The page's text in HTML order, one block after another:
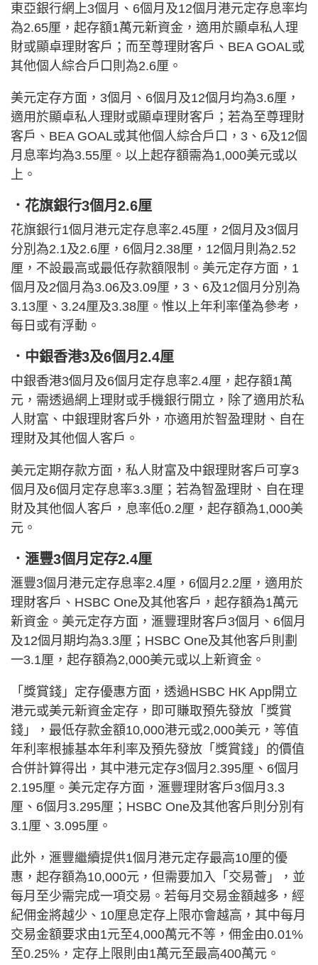
東亞銀行網上3個月、6個月及12個月港元定存息率均
為2.65厘，起存額1萬元新資金，適用於顯卓私人理
財或顯卓理財客戶；而至尊理財客戶、BEA GOAL或
其他個人綜合戶口則為2.6厘。
美元定存方面，3個月、6個月及12個月均為3.6厘，
適用於顯卓私人理財或顯卓理財客戶；若為至尊理財
客戶、BEA GOAL或其他個人綜合戶口，3、6及12個
月息率均為3.55厘。以上起存額需為1,000美元或以
上。
．花旗銀行3個月2.6厘
花旗銀行1個月港元定存息率2.45厘，2個月及3個月
分別為2.1及2.6厘，6個月2.38厘，12個月則為2.52
厘，不設最高或最低存款額限制。美元定存方面，1
個月及2個月為3.06及3.09厘，3、6及12個月分別為
3.13厘、3.24厘及3.38厘。惟以上年利率僅為參考，
每日或有浮動。
．中銀香港3及6個月2.4厘
中銀香港3個月及6個月定存息率2.4厘，起存額1萬
元，需透過網上理財或手機銀行開立，除了適用於私
人財富、中銀理財客戶外，亦適用於智盈理財、自在
理財及其他個人客戶。
美元定期存款方面，私人財富及中銀理財客戶可享3
個月及6個月定存息率3.3厘；若為智盈理財、自在理
財及其他個人客戶，息率低0.2厘，起存額為1,000美
元。
．滙豐3個月定存2.4厘
滙豐3個月港元定存息率2.4厘，6個月2.2厘，適用於
理財客戶、HSBC One及其他客戶，起存額為1萬元
新資金。美元定存方面，滙豐理財客戶3個月、6個月
及12個月期均為3.3厘；HSBC One及其他客戶則劃
一3.1厘，起存額為2,000美元或以上新資金。
「獎賞錢」定存優惠方面，透過HSBC HK App開立
港元或美元新資金定存，即可賺取預先發放「獎賞
錢」，最低存款金額10,000港元或2,000美元，等值
年利率根據基本年利率及預先發放「獎賞錢」的價值
合併計算得出，其中港元定存3個月2.395厘、6個月
2.195厘。美元定存方面，滙豐理財客戶3個月3.3
厘、6個月3.295厘；HSBC One及其他客戶則分別有
3.1厘、3.095厘。
此外，滙豐繼續提供1個月港元定存最高10厘的優
惠，起存額為10,000元，但需要加入「交易薈」，並
每月至少需完成一項交易。若每月交易金額越多，經
紀佣金將越少、10厘息定存上限亦會越高，其中每月
交易金額要求由1元至4,000萬元不等，佣金由0.01%
至0.25%，定存上限則由1萬元至最高400萬元。